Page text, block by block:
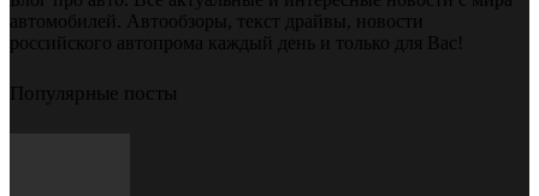
автомобилей. Автообзоры, текст драйвы, новости
российского автопрома каждый день и только для Вас!
Популярные посты